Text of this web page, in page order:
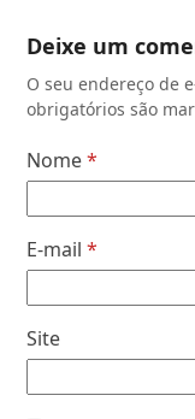
Deixe um
O seu endereço de
obrigatórios são
Nome*
E-mail*
Site